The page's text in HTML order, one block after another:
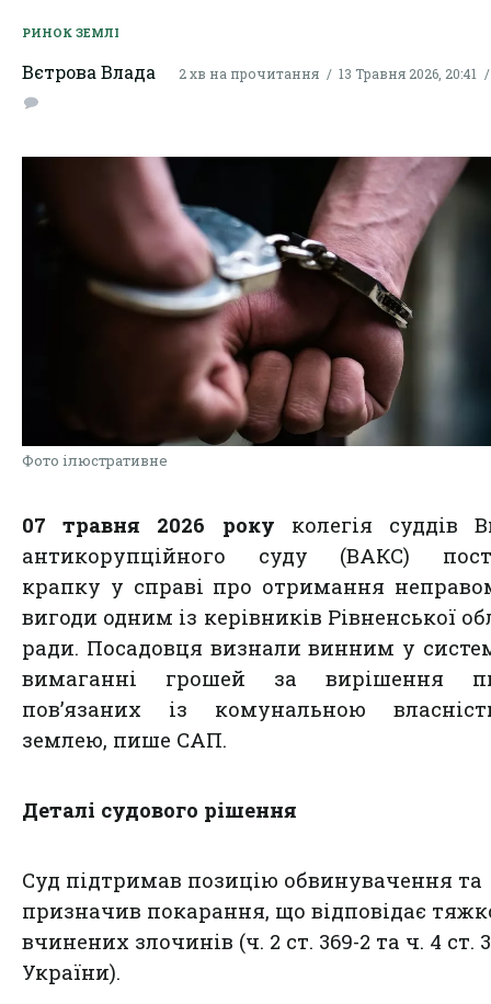
РИНОК ЗЕМЛІ
Вєтрова Влада 2 хв на прочитання 13 Травня 2026, 20:41
Фото ілюстративне
07 травня 2026 року колегія суддів
антикорупційного суду (ВАКС)
крапку у справі про отримання
вигоди одним із керівників Рівненської
ради. Посадовця визнали винним у
вимаганні грошей за вирішення
пов’язаних із комунальною
землею, пише САП.
Деталі судового рішення
Суд підтримав позицію обвинувачення та
призначив покарання, що відповідає
вчинених злочинів (ч. 2 ст. 369-2 та ч. 4 ст.
України).